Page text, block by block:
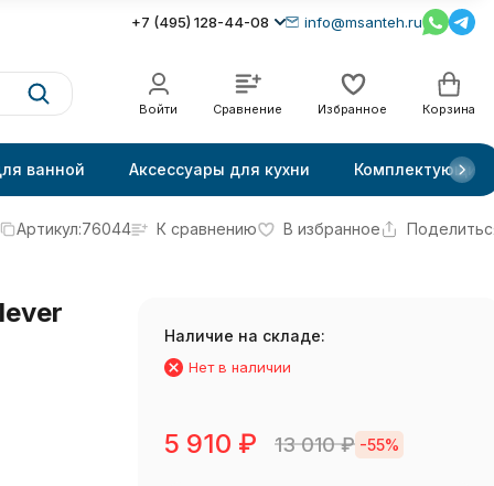
+7 (495) 128-44-08 info@msanteh.ru
Войти Сравнение Избранное Корзина
ванной Аксессуары для кухни Комплектующие
Артикул:76044 К сравнению В избранное
Наличие на складе:
Нет в наличии
5 910 ₽ 13 010₽ -55%